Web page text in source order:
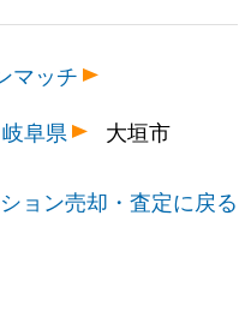
マッチ
岐阜県 大垣市
ョン売却・査定に戻る